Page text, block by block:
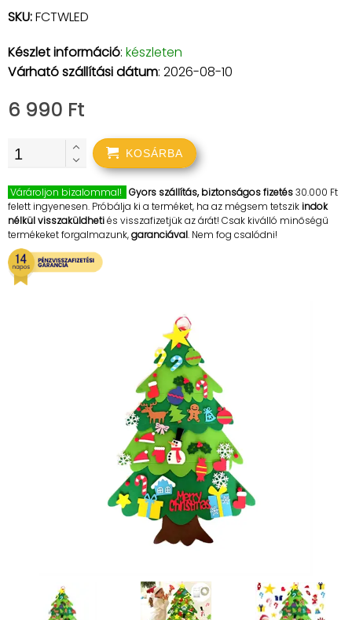
SKU:FCTWLED
Készlet információ: készleten
Várható szállítási dátum: 2026-08-10
6 990 Ft
KOSÁRBA
Várároljon bizalommal! Gyors szállítás, biztonságos fizetés30.000 Ft
felett ingyenesen. Próbálja ki a terméket, ha az mégsem tetszikindok
nélkül visszaküldhetiés visszafizetjük az árát! Csak kiválló minőségű
termékeket forgalmazunk,garanciával. Nem fog csalódni!